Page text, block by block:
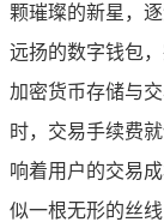
颗璀璨的新星，
远扬的数字钱包
加密货币存储与
时，交易手续费
响着用户的交易
似一根无形的丝